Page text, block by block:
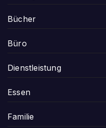
Bücher
Büro
Dienstleistung
Essen
Familie